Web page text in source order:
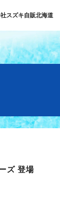
スズキ自販北海道
ズ 登場